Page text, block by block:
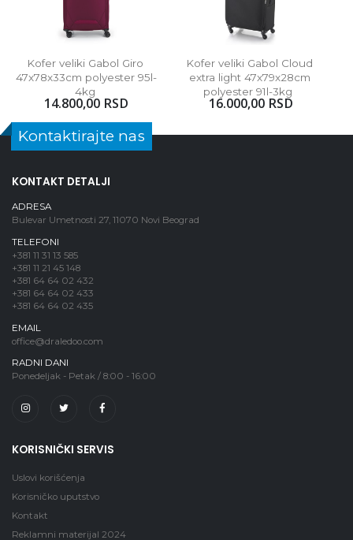
Kofer veliki Gabol Giro
47x78x33cm polyester 95l-
4kg
14.800,00 RSD
Kofer veliki Gabol Cloud
extra light 47x79x28cm
polyester 91l-3kg
16.000,00 RSD
Kontaktirajte nas
KONTAKT DETALJI
ADRESA
Bulevar Umetnosti 27, 11070 Novi Beograd
TELEFONI
+381 11 31 13 585
+381 11 21 45 148
+381 64 64 02 432
+381 64 64 02 433
+381 64 64 02 435
EMAIL
office@draledoo.com
RADNI DANI
Ponedeljak - Petak / 8:00 - 16:00
KORISNIČKI SERVIS
Uslovi korišćenja
Korisničko uputstvo
Kontakt
Reklamni materijal 2024